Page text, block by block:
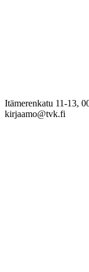
Itämerenkatu 11-13,
kirjaamo@tvk.fi